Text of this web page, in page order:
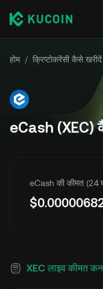
होम / क्रिप्टोकरेंसी कैसे खरीदें
eCash (XEC)
eCash की कीमत (24
$
XEC लाइव कीमत